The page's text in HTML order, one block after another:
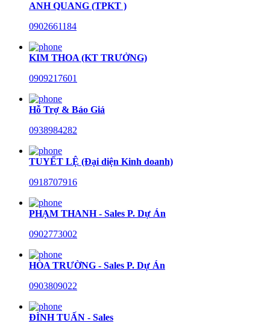
ANH QUANG (TPKT )
0902661184
KIM THOA (KT TRƯỞNG)
0909217601
Hỗ Trợ & Báo Giá
0938984282
TUYẾT LỆ (Đại diện Kinh doanh)
0918707916
PHẠM THANH - Sales P. Dự Án
0902773002
HÒA TRƯỜNG - Sales P. Dự Án
0903809022
ĐÌNH TUẤN - Sales